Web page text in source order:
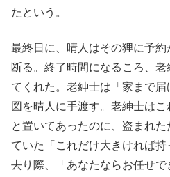
たという。
最終日に、晴人はその狸に予
断る。終了時間になるころ、
てくれた。老紳士は「家まで
図を晴人に手渡す。老紳士は
と置いてあったのに、盗まれ
ていた「これだけ大きければ持
去り際、「あなたならお任せ